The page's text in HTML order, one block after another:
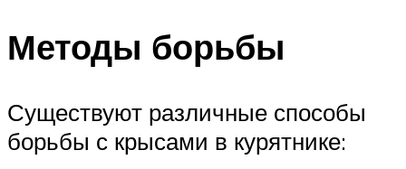
Методы борьбы
Существуют различные способы
борьбы с крысами в курятнике: